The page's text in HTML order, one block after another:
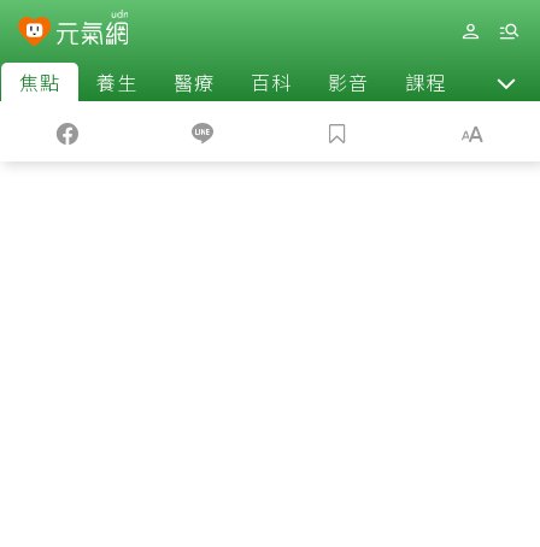
焦點 養生 醫療 百科 影音 課程 退休